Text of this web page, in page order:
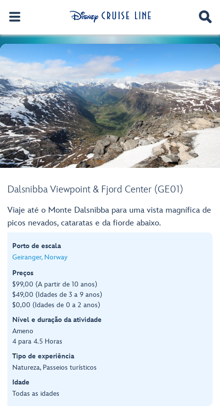
Dalsnibba Viewpoint & Fjord Center (GE01)
Viaje até o Monte Dalsnibba para uma vista magnífica de
picos nevados, cataratas e da fiorde abaixo.
Porto de escala
Geiranger, Norway
Preços
$99,00 (A partir de 10 anos)
$49,00 (Idades de 3 a 9 anos)
$0,00 (Idades de 0 a 2 anos)
Nível e duração da atividade
Ameno
4 para 4.5 Horas
Tipo de experiência
Natureza, Passeios turísticos
Idade
Todas as idades